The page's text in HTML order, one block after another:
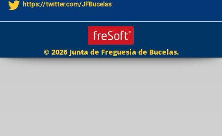
https://twitter.com/JFBucelas
© 2026 Junta de Freguesia de Bucelas.